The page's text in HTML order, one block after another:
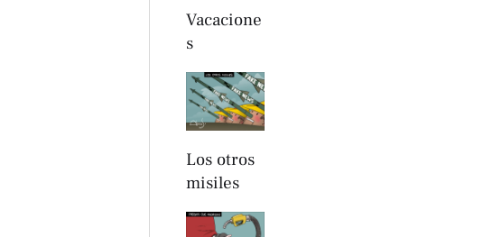
Vacacione
s
Los otros
misiles